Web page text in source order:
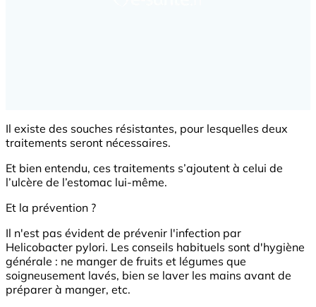
Il existe des souches résistantes, pour lesquelles deux
traitements seront nécessaires.
Et bien entendu, ces traitements s’ajoutent à celui de
l’ulcère de l’estomac lui-même.
Et la prévention ?
Il n'est pas évident de prévenir l'infection par
Helicobacter pylori. Les conseils habituels sont d'hygiène
générale : ne manger de fruits et légumes que
soigneusement lavés, bien se laver les mains avant de
préparer à manger, etc.